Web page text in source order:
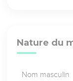
Nature du
Nom masculin